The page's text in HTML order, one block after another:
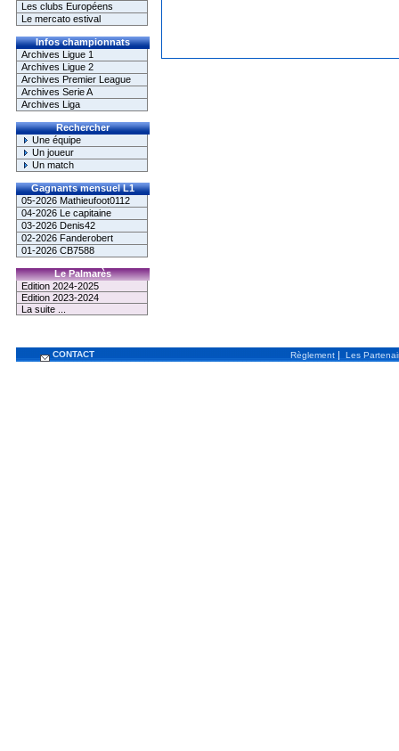
Les clubs Européens
Le mercato estival
Infos championnats
Archives Ligue 1
Archives Ligue 2
Archives Premier League
Archives Serie A
Archives Liga
Rechercher
Une équipe
Un joueur
Un match
Gagnants mensuel L1
05-2026 Mathieufoot0112
04-2026 Le capitaine
03-2026 Denis42
02-2026 Fanderobert
01-2026 CB7588
Le Palmarès
Edition 2024-2025
Edition 2023-2024
La suite ...
CONTACT Règlement | Les